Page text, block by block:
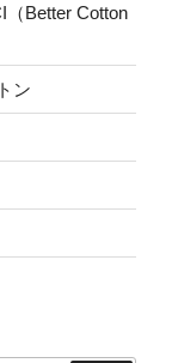
Better Cotton
ン